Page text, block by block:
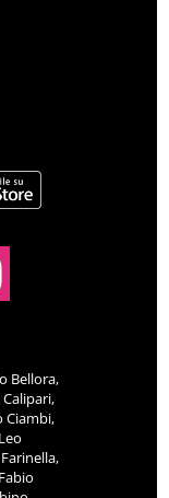
Bellora,
Ciambi,